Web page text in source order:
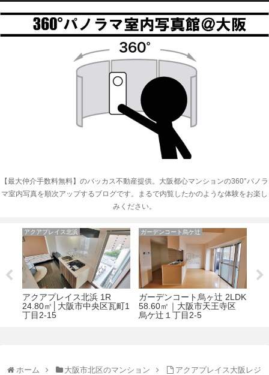
【最大仲介手数料無料】のバッカス不動産提供。大阪都心マンションの360°パノラ
マ室内写真を順次アップするブログです。まるで内覧したかのような体験をお楽し
みください。
ガーデンコート烏ケ辻
ガーデンコート烏ヶ辻 2LDK
58.60㎡｜大阪市天王寺区
烏ケ辻１丁目2-5
リーガル靭公園南
リーガル靭公園南 1LDK
44.32㎡│大阪市西区靱本町2
丁目5-20
ホーム 大阪市北区のマンション
アクアプレイス大阪レジ